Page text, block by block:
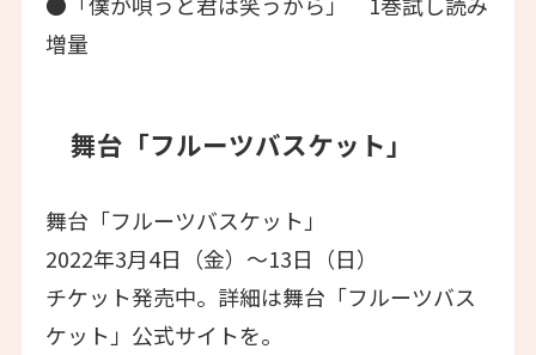
増量
舞台「フルーツバスケット」
舞台「フルーツバスケット」
2022年3月4日（金）～13日（日）
チケット発売中。詳細は舞台「フルーツバス
ケット」公式サイトを。